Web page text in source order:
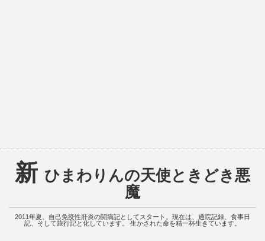
新 ひまわりんの天使ときどき悪
魔
2011年夏、自己免疫性肝炎の闘病記としてスタート。現在は、通院記録、食事日
記、そして旅行記と化しています。 生かされた命を精一杯生きています。